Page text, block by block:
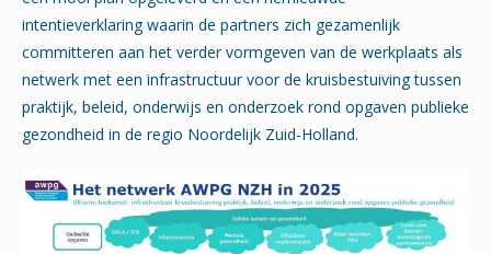
intentieverklaring waarin de partners zich gezamenlijk
committeren aan het verder vormgeven van de werkplaats als
netwerk met een infrastructuur voor de kruisbestuiving tussen
praktijk, beleid, onderwijs en onderzoek rond opgaven publieke
gezondheid in de regio Noordelijk Zuid-Holland.